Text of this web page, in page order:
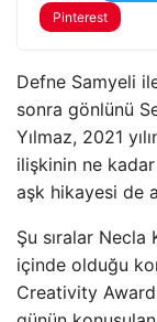
Pinterest
Defne Samyeli
sonra gönlünü
Yılmaz, 2021
ilişkinin ne
aşk hikayesi de
Şu sıralar
içinde olduğu
Creativity